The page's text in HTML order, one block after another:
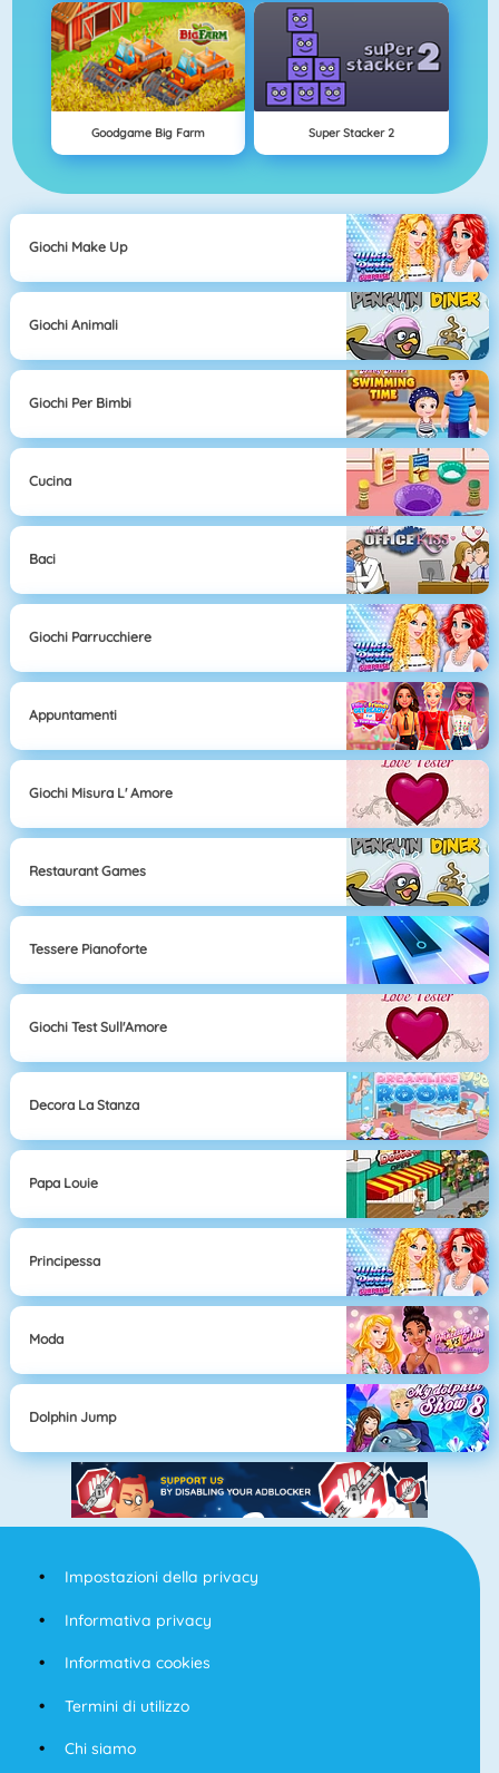
Goodgame Big Farm Super Stacker 2
Giochi Make Up
Giochi Animali
Giochi Per Bimbi
Cucina
Baci
Giochi Parrucchiere
Appuntamenti
Giochi Misura L' Amore
Restaurant Games
Tessere Pianoforte
Giochi Test Sull'Amore
Decora La Stanza
Papa Louie
Principessa
Moda
Dolphin Jump
Impostazioni della privacy
Informativa privacy
Informativa cookies
Termini di utilizzo
Chi siamo